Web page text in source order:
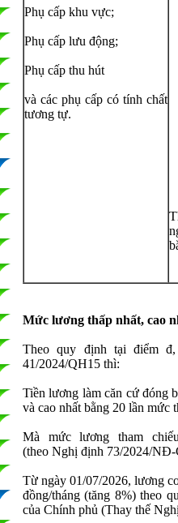
Phụ cấp khu vực;
Phụ cấp lưu động;
Phụ cấp thu hút
và các phụ cấp có tính chất
tương tự.
Mức lương thấp nhất, cao
Theo quy định tại điểm
41/2024/QH15 thì:
Tiền lương làm căn cứ đóng
và cao nhất bằng 20 lần mức
Mà mức lương tham
(theo Nghị định 73/2024/NĐ-
Từ ngày 01/07/2026, lương
đồng/tháng (tăng 8%) theo
của Chính phủ (Thay thế
Lưu ý: Những ô dấu (*) là bắt buộc !
Gửi